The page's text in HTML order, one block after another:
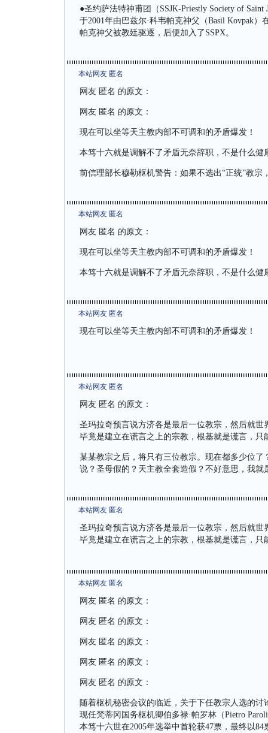
●圣约萨法特神甫团（SSJK-Priestly Society of
于2001年由巴兹尔·科韦帕克神父（Basil Kovpak
帕克神父被教廷驱逐，后便加入了SSPX。
本站网友 匿名
网友 匿名 的原文：
网友 匿名 的原文：
现在可以坐等天主教内部不可调和的矛盾爆发！
本笃十六就是调解不了矛盾无奈辞职，不是什么
前信理部长穆勒枢机警告：如果不选出“正统”教宗
本站网友 匿名
网友 匿名 的原文：
现在可以坐等天主教内部不可调和的矛盾爆发！
本笃十六就是调解不了矛盾无奈辞职，不是什么
本站网友 匿名
现在可以坐等天主教内部不可调和的矛盾爆发！
本站网友 匿名
网友 匿名 的原文：
圣玛拉奇预言说方济各是最后一位教宗，然后就
毕竟是建立在谎言之上的宗教，根基就是谎言，
某某教宗之后，将只有三位教宗。现在都多少位
说？圣母假的？天主教全套造假？不好意思，我就
本站网友 匿名
圣玛拉奇预言说方济各是最后一位教宗，然后就
毕竟是建立在谎言之上的宗教，根基就是谎言，
本站网友 匿名
网友 匿名 的原文：
网友 匿名 的原文：
网友 匿名 的原文：
网友 匿名 的原文：
网友 匿名 的原文：
随着枢机秘密会议的临近，关于下任教宗人选的
现任梵蒂冈国务枢机卿伯多禄·帕罗林（Pietro
本笃十六世在2005年选举中首轮获47票，最终以